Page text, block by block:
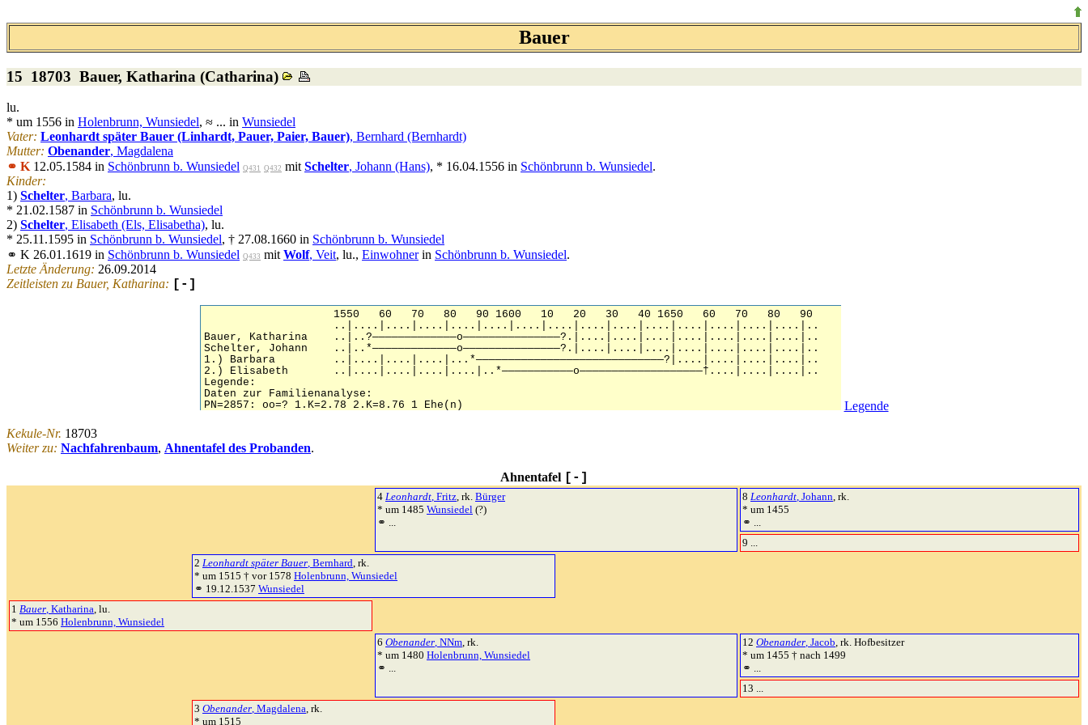
Bauer
15 18703 Bauer, Katharina (Catharina)
lu.
* um 1556 in Holenbrunn, Wunsiedel, ≈ ... in Wunsiedel
Vater: Leonhardt später Bauer (Linhardt, Pauer, Paier, Bauer), Bernhard (Bernhardt)
Mutter: Obenander, Magdalena
⚭ K12.05.1584 in Schönbrunn b. Wunsiedel Q431 Q432 mitSchelter, Johann (Hans), * 16.04.1556 in Schönbrunn b. Wunsiedel.
Kinder:
1) Schelter, Barbara, lu.
* 21.02.1587 in Schönbrunn b. Wunsiedel
2) Schelter, Elisabeth (Els, Elisabetha), lu.
* 25.11.1595 in Schönbrunn b. Wunsiedel, † 27.08.1660 in Schönbrunn b. Wunsiedel
⚭ K 26.01.1619 in Schönbrunn b. Wunsiedel Q433 mitWolf, Veit, lu., Einwohnerin Schönbrunn b. Wunsiedel.
Letzte Änderung: 26.09.2014
Zeitleisten zu Bauer, Katharina:
[-]
Legende
Kekule-Nr. 18703
Weiter zu: Nachfahrenbaum, Ahnentafel des Probanden.
Ahnentafel [-]
4 Leonhardt, Fritz, rk. Bürger
* um 1485 Wunsiedel (?)
⚭ ...
8 Leonhardt, Johann, rk.
* um 1455
⚭ ...
9 ...
2 Leonhardt später Bauer, Bernhard, rk.
* um 1515 † vor 1578 Holenbrunn, Wunsiedel
⚭ 19.12.1537 Wunsiedel
1 Bauer, Katharina, lu.
* um 1556 Holenbrunn, Wunsiedel
6 Obenander, NNm, rk.
* um 1480 Holenbrunn, Wunsiedel
⚭ ...
12 Obenander, Jacob, rk. Hofbesitzer
* um 1455 † nach 1499
⚭ ...
13 ...
3 Obenander, Magdalena, rk.
* um 1515